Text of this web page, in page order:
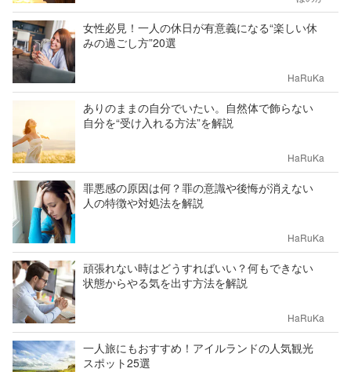
女性必見！一人の休日が有意義になる“楽しい休
みの過ごし方”20選
HaRuKa
ありのままの自分でいたい。自然体で飾らない
自分を“受け入れる方法”を解説
HaRuKa
罪悪感の原因は何？罪の意識や後悔が消えない
人の特徴や対処法を解説
HaRuKa
頑張れない時はどうすればいい？何もできない
状態からやる気を出す方法を解説
HaRuKa
一人旅にもおすすめ！アイルランドの人気観光
スポット25選